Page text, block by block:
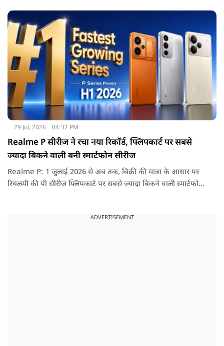
29 Jul, 2026 04:32 PM
Realme P सीरीज ने रचा नया रिकॉर्ड, फ्लिपकार्ट पर सबसे
ज्यादा बिकने वाली बनी स्मार्टफोन सीरीज
Realme P: 1 जुलाई 2026 से अब तक, बिक्री की मात्रा के आधार पर
रियलमी की पी सीरीज फ्लिपकार्ट पर सबसे ज्यादा बिकने वाली स्मार्टफोन
ADVERTISEMENT